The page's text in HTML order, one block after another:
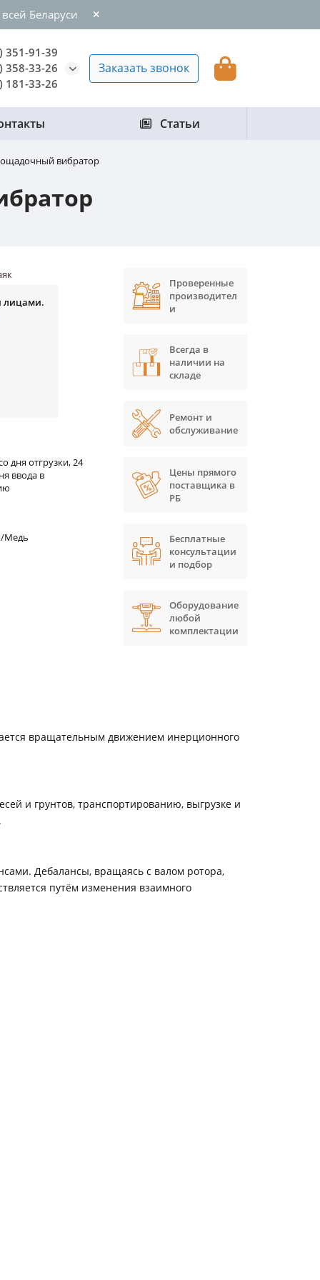
Беларуси
351-91-39
358-33-26
181-33-26
Заказать звонок
Статьи
вибратор
лицами.
дня отгрузки, 24
ввода в
Медь
Проверенные
производител
и
Всегда в
наличии на
складе
Ремонт и
обслуживание
Цены прямого
поставщика в
РБ
Бесплатные
консультации
и подбор
Оборудование
любой
комплектации
вращательным движением инерционного
и грунтов, транспортированию, выгрузке и
Дебалансы, вращаясь с валом ротора,
путём изменения взаимного